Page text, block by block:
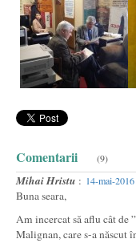
Comentarii (9)
Mihai Hristu : 14-mai-2016
Buna seara,
Am incercat să aflu cât de
Malignan, care s-a născut